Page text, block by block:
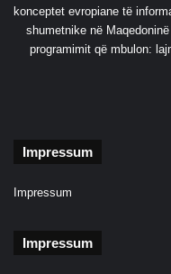
konceptet evropiane të
shumetnike në
programimit që mbulon:
Impressum
Impressum
Impressum